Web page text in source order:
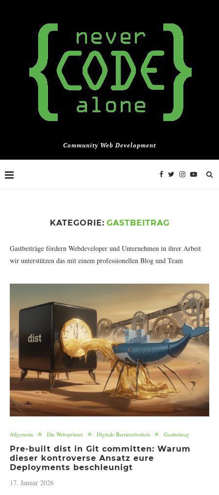
Community Web Development
KATEGORIE: GASTBEITRAG
Gastbeiträge fördern Webdeveloper und Unternehmen in ihrer Arbeit
wir unterstützen das mit einem professionellen Blog und Team
Allgemein Die Websprinter Digitale Barrierefreiheit Gastbeitrag
Pre-built dist in Git committen: Warum
dieser kontroverse Ansatz eure
Deployments beschleunigt
17. Januar 2026